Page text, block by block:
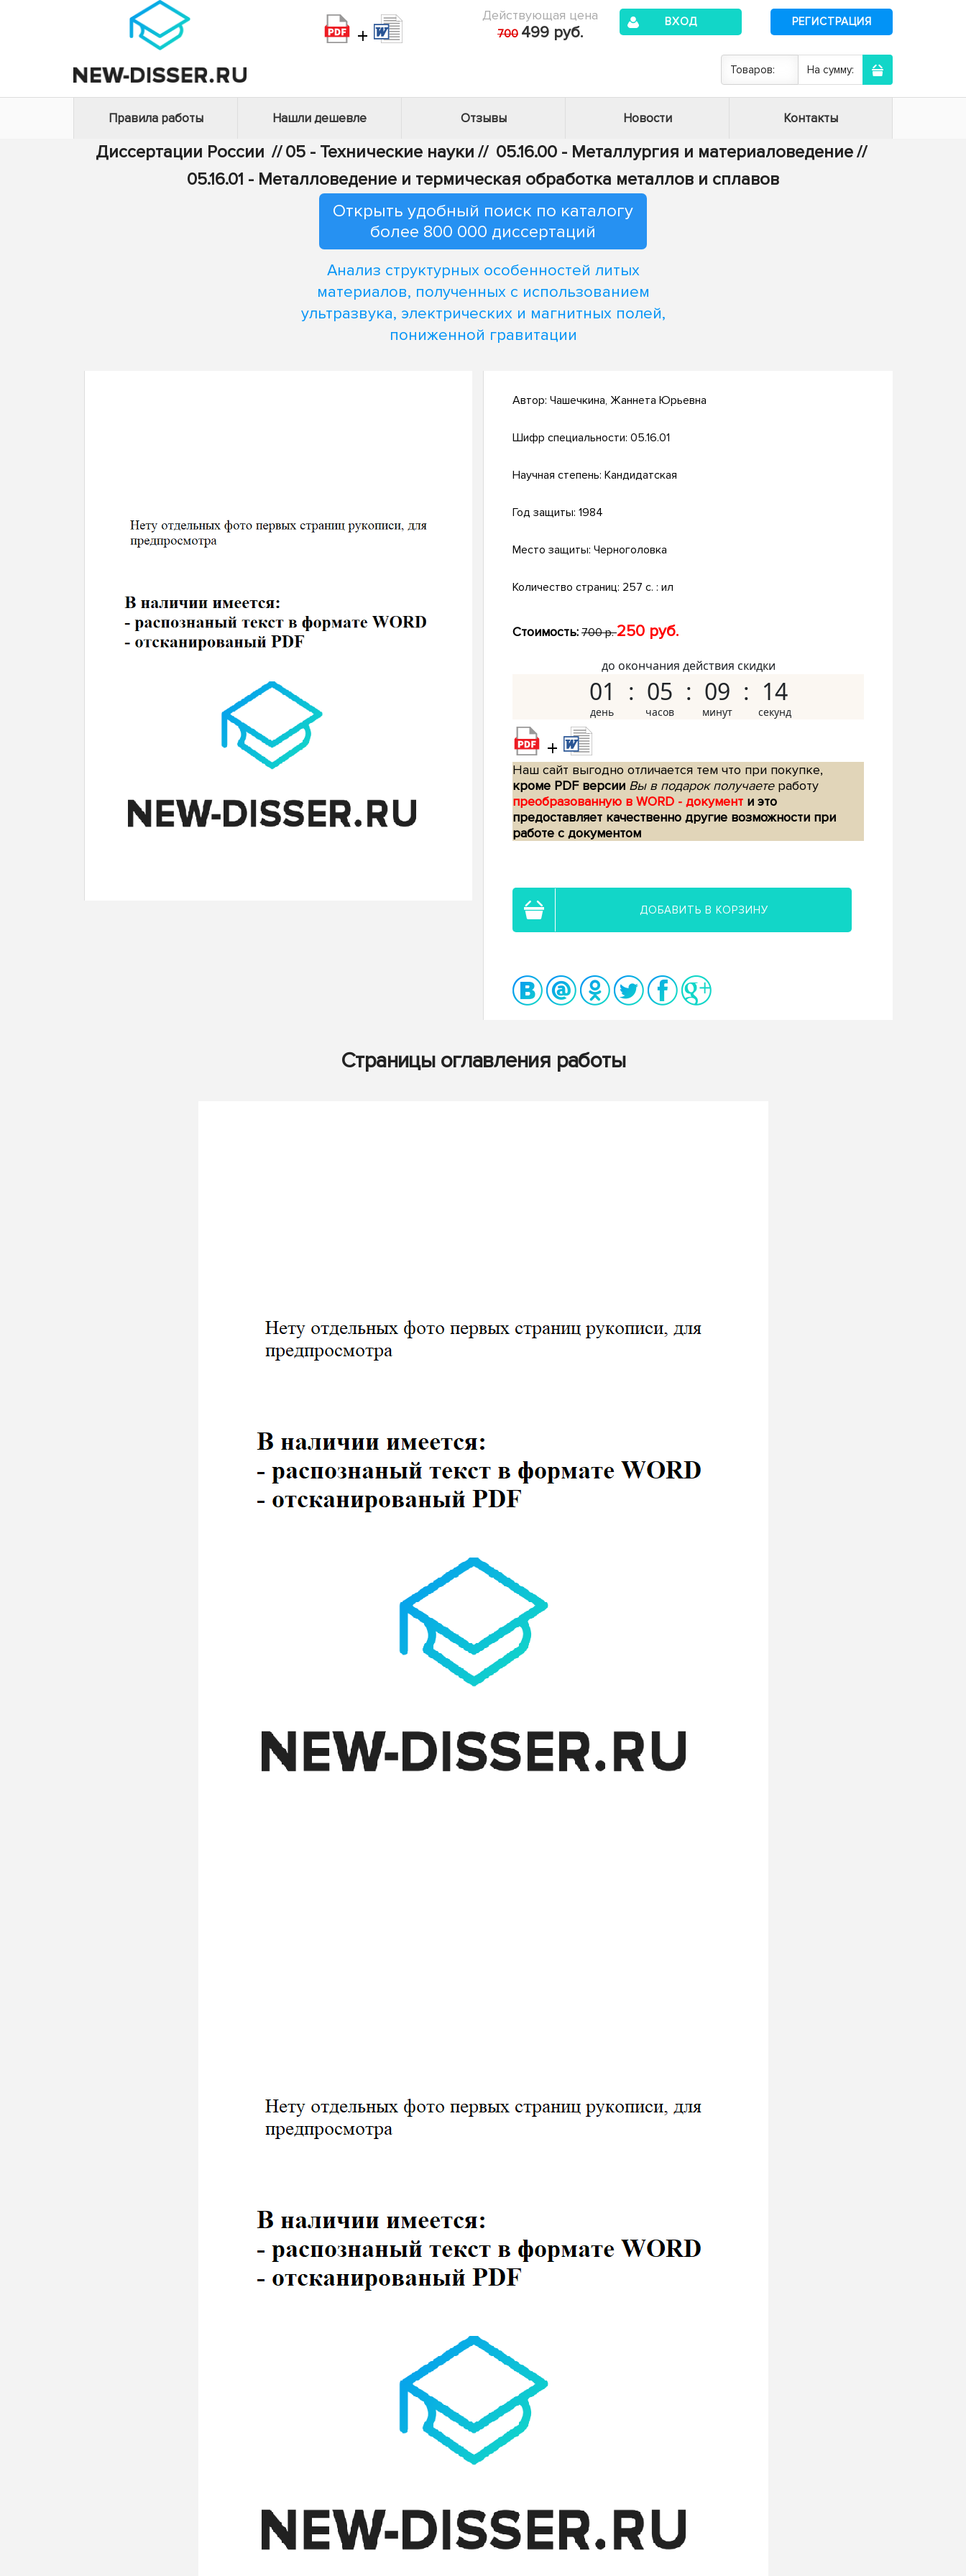
+
Действующая цена
700 499 руб.
ВХОД РЕГИСТРАЦИЯ
Товаров: На сумму:
Правила работы Нашли дешевле Отзывы Новости Контакты
Диссертации России // 05 - Технические науки // 05.16.00 - Металлургия и материаловедение//
05.16.01 - Металловедение и термическая обработка металлов и сплавов
Открыть удобный поиск по каталогу
более 800 000 диссертаций
Анализ структурных особенностей литых
материалов, полученных с использованием
ультразвука, электрических и магнитных полей,
пониженной гравитации
Автор: Чашечкина, Жаннета Юрьевна
Шифр специальности: 05.16.01
Научная степень: Кандидатская
Год защиты: 1984
Место защиты: Черноголовка
Количество страниц: 257 c. : ил
Стоимость: 700 р.250 руб.
до окончания действия скидки
01 05 09 13
+
Наш сайт выгодно отличается тем что при покупке,
кроме PDF версии Вы в подарок получаетеработу
преобразованную в WORD - документ и это
предоставляет качественно другие возможности при
работе с документом
ДОБАВИТЬ В КОРЗИНУ
Страницы оглавления работы